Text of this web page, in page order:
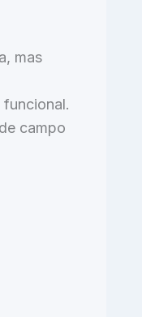
mas
campo